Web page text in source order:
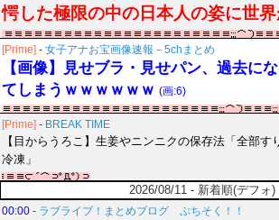
愕した極限の中の日本人の姿に世
[Prime] - 女子アナお宝画像速報－5chまとめ
【画像】見せブラ・見せパン、過去に
てしまうｗｗｗｗｗｗ (画:6)
[Prime] - BREAK TIME
【目からうろこ】生姜やニンニクの保存法「全部す
冷凍」
2026/08/11 - 新着順(デフォ)
00:00 - ラブライブ！まとめブログ ぷちそく！！